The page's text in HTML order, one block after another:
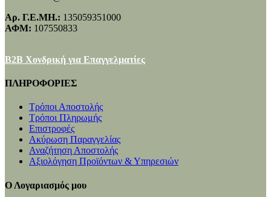
Αρ. Γ.Ε.ΜΗ.: 135059351000
ΑΦΜ: 107550833
B2B Χονδρική για Επαγγελματίες
ΠΛΗΡΟΦΟΡΙΕΣ
Τρόποι Αποστολής
Τρόποι Πληρωμής
Επιστροφές
Ακύρωση Παραγγελίας
Αναζήτηση Αποστολής
Αξιολόγηση Προϊόντων & Υπηρεσιών
Ο Λογαριασμός μου